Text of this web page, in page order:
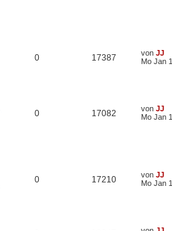
0 17387 von JJ
Mo Jan
0 17082 von JJ
Mo Jan
0 17210 von JJ
Mo Jan